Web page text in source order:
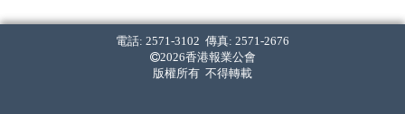
電話: 2571-3102 傳真: 2571-2676
2026香港報業公會
版權所有 不得轉載